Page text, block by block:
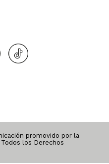
promovido por la
los Derechos